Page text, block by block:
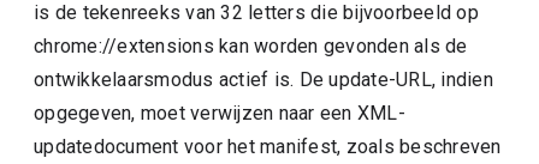
is de tekenreeks van 32 letters die bijvoorbeeld op
chrome://extensions kan worden gevonden als de
ontwikkelaarsmodus actief is. De update-URL, indien
opgegeven, moet verwijzen naar een XML-
updatedocument voor het manifest, zoals beschreven